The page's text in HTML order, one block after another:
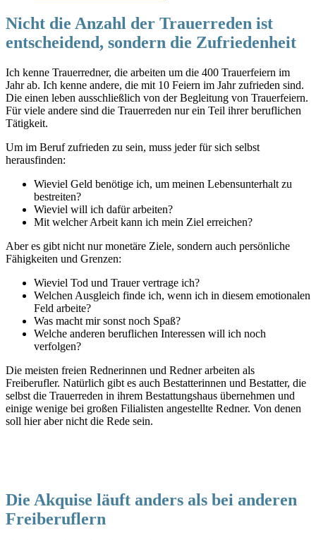
Nicht die Anzahl der Trauerreden ist
entscheidend, sondern die Zufriedenheit
Ich kenne Trauerredner, die arbeiten um die 400 Trauerfeiern im
Jahr ab. Ich kenne andere, die mit 10 Feiern im Jahr zufrieden sind.
Die einen leben ausschließlich von der Begleitung von Trauerfeiern.
Für viele andere sind die Trauerreden nur ein Teil ihrer beruflichen
Tätigkeit.
Um im Beruf zufrieden zu sein, muss jeder für sich selbst
herausfinden:
Wieviel Geld benötige ich, um meinen Lebensunterhalt zu
bestreiten?
Wieviel will ich dafür arbeiten?
Mit welcher Arbeit kann ich mein Ziel erreichen?
Aber es gibt nicht nur monetäre Ziele, sondern auch persönliche
Fähigkeiten und Grenzen:
Wieviel Tod und Trauer vertrage ich?
Welchen Ausgleich finde ich, wenn ich in diesem emotionalen
Feld arbeite?
Was macht mir sonst noch Spaß?
Welche anderen beruflichen Interessen will ich noch
verfolgen?
Die meisten freien Rednerinnen und Redner arbeiten als
Freiberufler. Natürlich gibt es auch Bestatterinnen und Bestatter, die
selbst die Trauerreden in ihrem Bestattungshaus übernehmen und
einige wenige bei großen Filialisten angestellte Redner. Von denen
soll hier aber nicht die Rede sein.
Die Akquise läuft anders als bei anderen
Freiberuflern